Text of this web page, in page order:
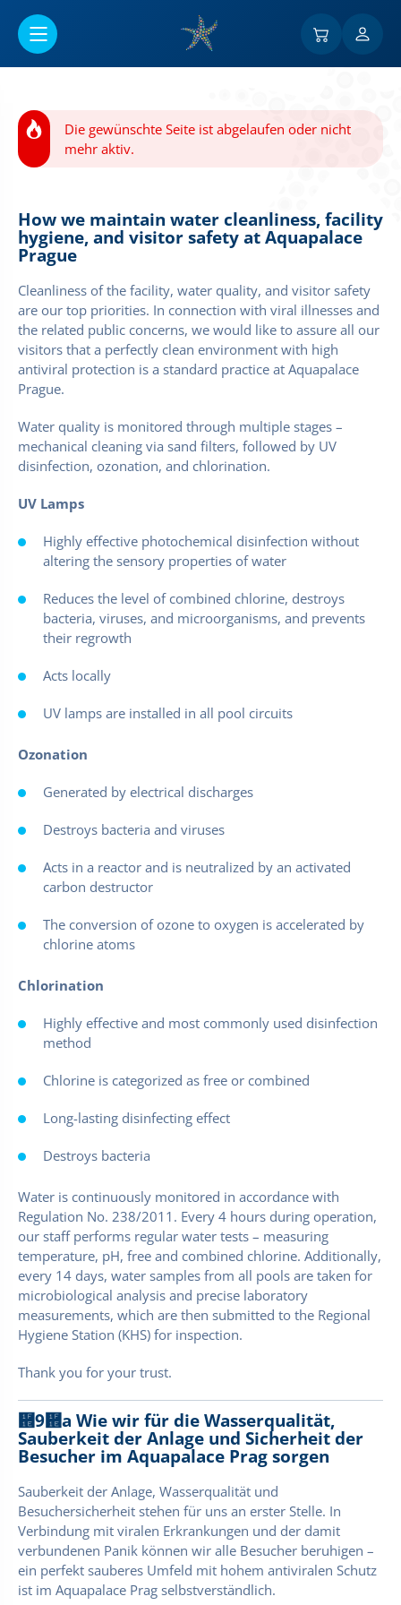
Die gewünschte Seite ist abgelaufen oder nicht
mehr aktiv.
How we maintain water cleanliness, facility
hygiene, and visitor safety at Aquapalace
Prague
Cleanliness of the facility, water quality, and visitor safety
are our top priorities. In connection with viral illnesses and
the related public concerns, we would like to assure all our
visitors that a perfectly clean environment with high
antiviral protection is a standard practice at Aquapalace
Prague.
Water quality is monitored through multiple stages –
mechanical cleaning via sand filters, followed by UV
disinfection, ozonation, and chlorination.
UV Lamps
Highly effective photochemical disinfection without
altering the sensory properties of water
Reduces the level of combined chlorine, destroys
bacteria, viruses, and microorganisms, and prevents
their regrowth
Acts locally
UV lamps are installed in all pool circuits
Ozonation
Generated by electrical discharges
Destroys bacteria and viruses
Acts in a reactor and is neutralized by an activated
carbon destructor
The conversion of ozone to oxygen is accelerated by
chlorine atoms
Chlorination
Highly effective and most commonly used disinfection
method
Chlorine is categorized as free or combined
Long-lasting disinfecting effect
Destroys bacteria
Water is continuously monitored in accordance with
Regulation No. 238/2011. Every 4 hours during operation,
our staff performs regular water tests – measuring
temperature, pH, free and combined chlorine. Additionally,
every 14 days, water samples from all pools are taken for
microbiological analysis and precise laboratory
measurements, which are then submitted to the Regional
Hygiene Station (KHS) for inspection.
Thank you for your trust.
἞9἞a Wie wir für die Wasserqualität,
Sauberkeit der Anlage und Sicherheit der
Besucher im Aquapalace Prag sorgen
Sauberkeit der Anlage, Wasserqualität und
Besuchersicherheit stehen für uns an erster Stelle. In
Verbindung mit viralen Erkrankungen und der damit
verbundenen Panik können wir alle Besucher beruhigen –
ein perfekt sauberes Umfeld mit hohem antiviralen Schutz
ist im Aquapalace Prag selbstverständlich.